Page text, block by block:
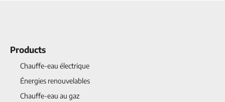
Products
Chauffe-eau électrique
Énergies renouvelables
Chauffe-eau au gaz